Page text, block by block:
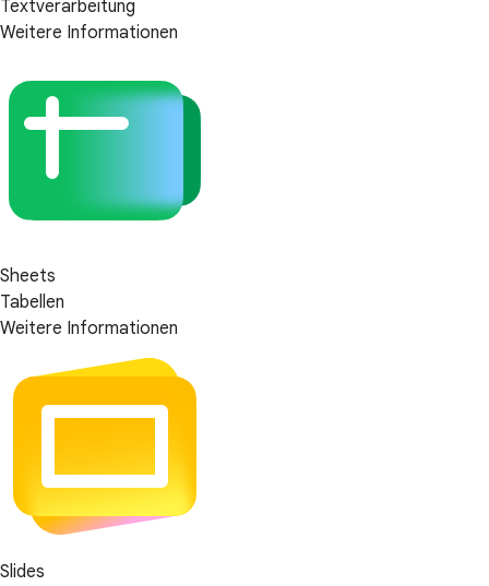
Textverarbeitung
Weitere Informationen
Sheets
Tabellen
Weitere Informationen
Slides